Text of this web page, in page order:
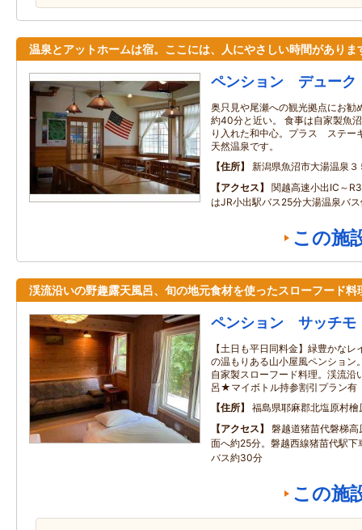
温泉とアットホームは宿。ここには、人にやさしい時間がありま
ペンション デューク
奥只見や尾瀬への観光拠点にお勧
約40分と近い。 食事は自家製魚
り入れた和中心。プラス ステー
天然温泉です。
住所
新潟県魚沼市大湯温泉３
アクセス
関越高速小出IC～
はJR小出駅バス25分大湯温泉バ
この施
渓流沿いの野趣露天風呂、旬の地元食材を使ったスローフード料
ペンション サッチモ
【土日も平日同料金】緑豊かな
の温もりある山小屋風ペンション
自家製スローフード料理。渓流沿
呂★マイボトル持参割引プラン有
住所
福島県耶麻郡北塩原村
アクセス
磐越道猪苗代磐梯
面へ約25分。磐越西線猪苗代駅下
バス約30分
この施